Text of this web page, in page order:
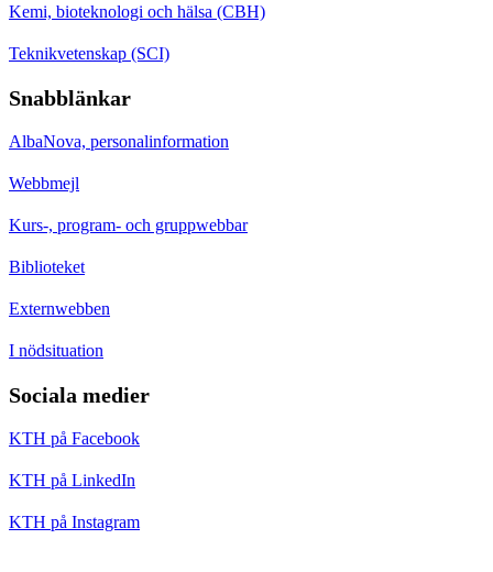
Kemi, bioteknologi och hälsa (CBH)
Teknikvetenskap (SCI)
Snabblänkar
AlbaNova, personalinformation
Webbmejl
Kurs-, program- och gruppwebbar
Biblioteket
Externwebben
I nödsituation
Sociala medier
KTH på Facebook
KTH på LinkedIn
KTH på Instagram